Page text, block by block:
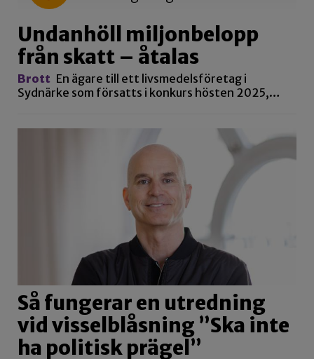
Undanhöll miljonbelopp
från skatt – åtalas
Brott En ägare till ett livsmedelsföretag i
Sydnärke som försatts i konkurs hösten 2025,…
Så fungerar en utredning
vid visselblåsning ”Ska inte
ha politisk prägel”